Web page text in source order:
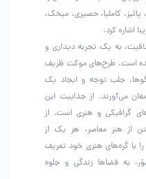
کاملیا، حصیری، میخک،
اشاره کرد.
به یک تجربه دیداری و
است. طرح‌های موکت ظریف
جلب توجه و ایجاد یک
می‌آورند. از جذابیت این
گرافیکی و هنری است. از
از هنر معاصر، هر یک از
با گره‌های هنری خود تعریف
به فضاها زندگی و جلوه